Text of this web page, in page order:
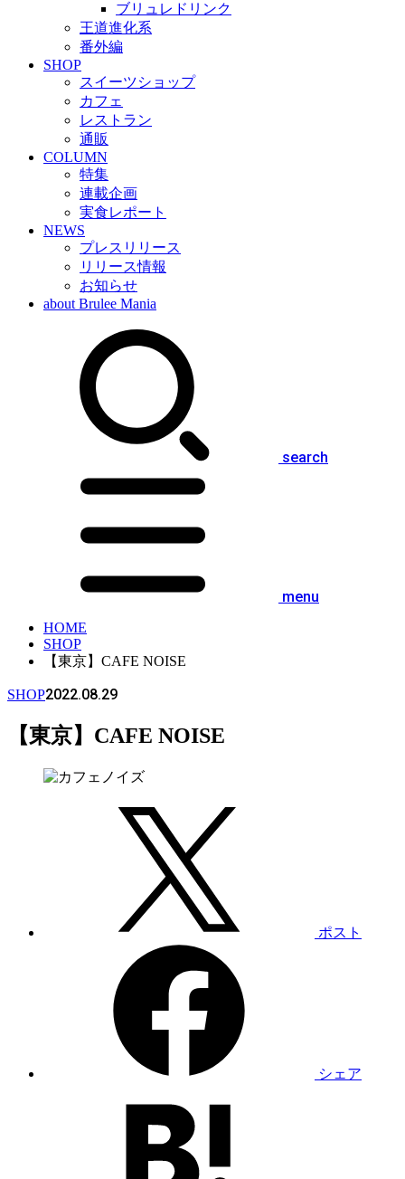
ブリュレドリンク
王道進化系
番外編
SHOP
スイーツショップ
カフェ
レストラン
通販
COLUMN
特集
連載企画
実食レポート
NEWS
プレスリリース
リリース情報
お知らせ
about Brulee Mania
search
menu
HOME
SHOP
【東京】CAFE NOISE
SHOP2022.08.29
【東京】CAFE NOISE
ポスト
シェア